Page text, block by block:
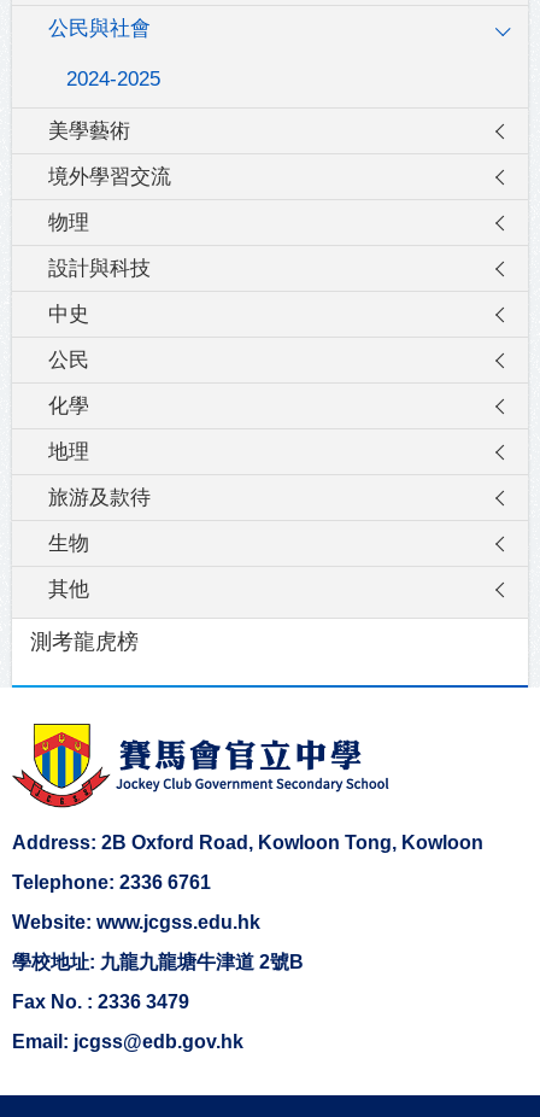
公民與社會
2024-2025
美學藝術
境外學習交流
物理
設計與科技
中史
公民
化學
地理
旅游及款待
生物
其他
測考龍虎榜
Address: 2B Oxford Road, Kowloon Tong, Kowloon
Telephone: 2336 6761
Website: www.jcgss.edu.hk
學校地址: 九龍九龍塘牛津道 2號B
Fax No. : 2336 3479
Email: jcgss@edb.gov.hk